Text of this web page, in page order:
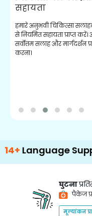
सहायता
हमारे अनुभवी चिकित्सा
से नियमित सहायता प्राप्त
सर्वोत्तम सलाह और मार्गदर्शन
करना।
Support
घुटना
पैकेज
मूल्यांकन